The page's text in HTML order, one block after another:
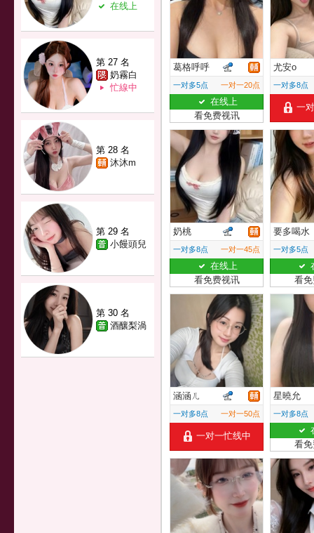
在线上
第 27 名
奶霧白
忙線中
第 28 名
沐沐m
第 29 名
小饅頭兒
第 30 名
酒釀梨渦
葛格呼呼
一对多5点 一对一20点
在线上
看免费视讯
尤安o
一对多8点
一
奶桃
一对多8点 一对一45点
在线上
看免费视讯
要多喝水
一对多5点
看
涵涵ㄦ
一对多8点 一对一50点
一对一忙线中
星曉允
一对多8点
看